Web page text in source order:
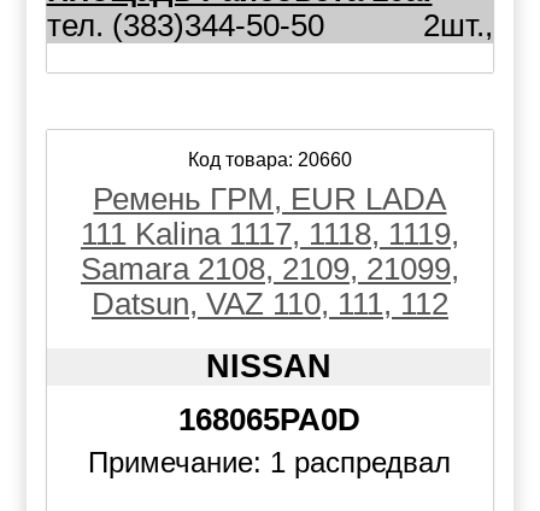
2шт.,
тел. (383)344-50-50
Код товара: 20660
Ремень ГРМ, EUR LADA
111 Kalina 1117, 1118, 1119,
Samara 2108, 2109, 21099,
Datsun, VAZ 110, 111, 112
NISSAN
168065PA0D
Примечание: 1 распредвал